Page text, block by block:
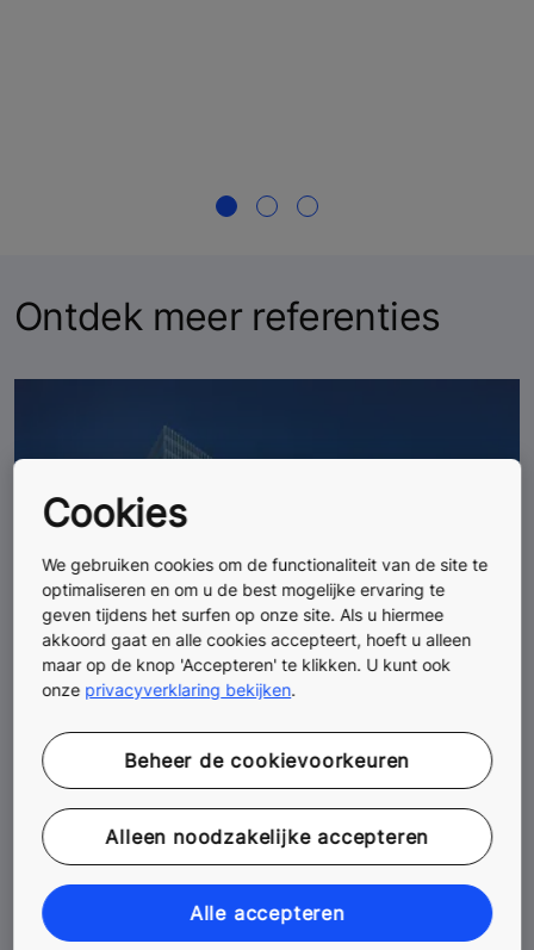
Ontdek meer referenties
Cookies
We gebruiken cookies om de functionaliteit van de site te
optimaliseren en om u de best mogelijke ervaring te
geven tijdens het surfen op onze site. Als u hiermee
akkoord gaat en alle cookies accepteert, hoeft u alleen
maar op de knop 'Accepteren' te klikken. U kunt ook
onze privacyverklaring bekijken.
Beheer de cookievoorkeuren
Alleen noodzakelijke accepteren
Alle accepteren